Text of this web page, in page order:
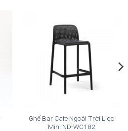
Ghế Bar Cafe Ngoài Trời Lido
Mini ND-WC182